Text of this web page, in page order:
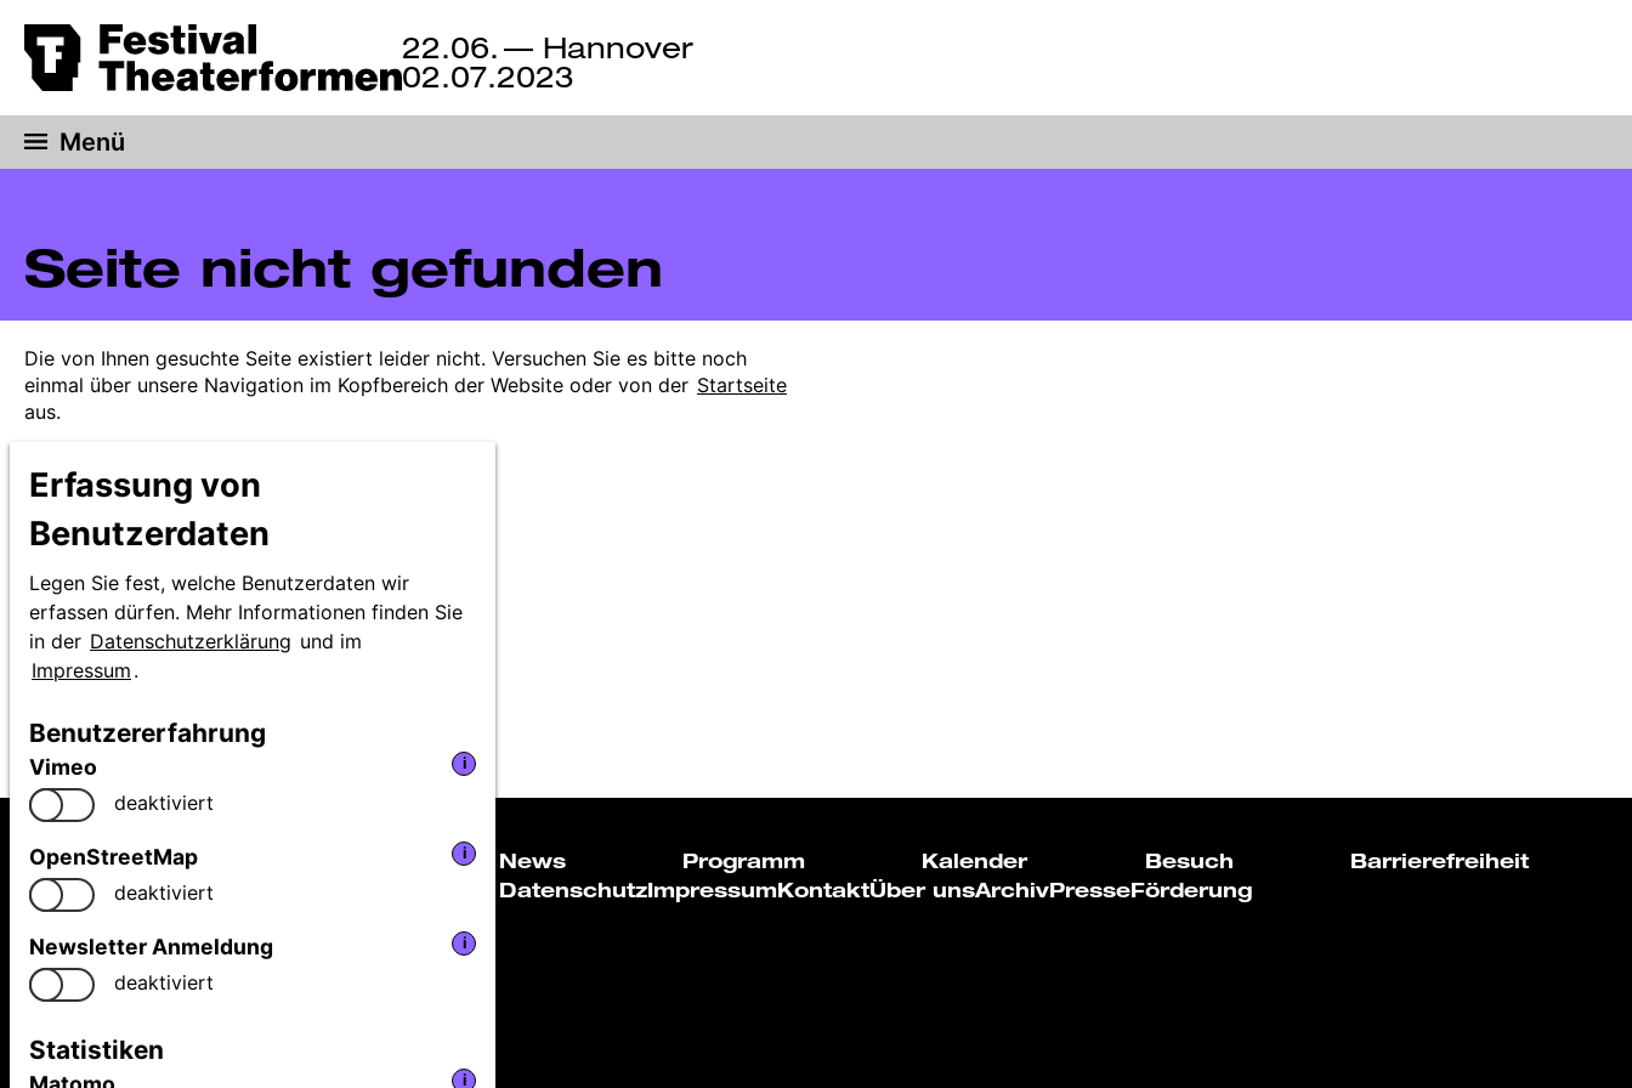
Erfassung von
Benutzerdaten
Legen Sie fest, welche Benutzerdaten wir
erfassen dürfen. Mehr Informationen finden Sie
in der Datenschutzerklärung und im
Impressum .
Benutzererfahrung
Vimeo i
deaktiviert
OpenStreetMap i
deaktiviert
Newsletter Anmeldung i
deaktiviert
Statistiken
i
Zum
Hauptinhalt
springen
22.
Juni
Juli
22.06.
02.07.2023
— Hannover
Menü
Seite nicht gefunden
Die von Ihnen gesuchte Seite existiert leider nicht. Versuchen Sie es bitte noch
einmal über unsere Navigation im Kopfbereich der Website oder von der Startseite
aus.
Niedersächsische Staatstheater Hannover GmbH
Festival Theaterformen
Ballhofplatz 5
Fon+49 511 9999 2500
News Programm Kalender Besuch
Barrierefreiheit
DatenschutzImpressumKontaktÜber unsArchivPresseFörderung